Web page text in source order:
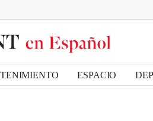
ESPACIO